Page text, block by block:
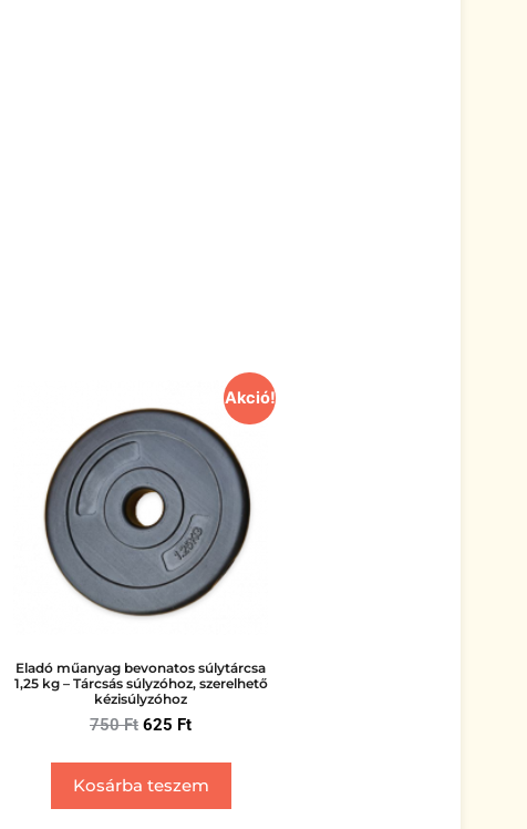
Akció!
Eladó műanyag bevonatos súlytárcsa
1,25 kg – Tárcsás súlyzóhoz, szerelhető
kézisúlyzóhoz
750Ft 625 Ft
Kosárba teszem